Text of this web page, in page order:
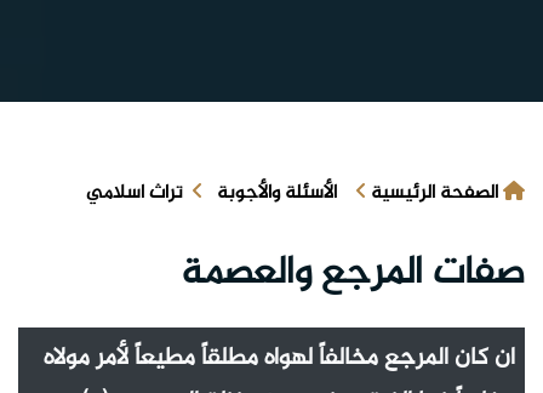
الصفحة الرئيسية الأسئلة والأجوبة تراث اسلامي
صفات المرجع والعصمة
ان كان المرجع مخالفاً لهواه مطلقاً مطيعاً لأمر مولاه